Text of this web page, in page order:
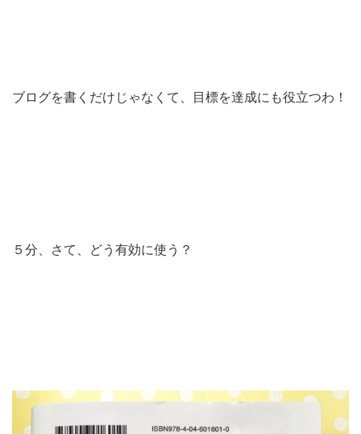
ブログを書くだけじゃなくて、目標を達成にも役立つわ！
５分、さて、どう有効に使う？